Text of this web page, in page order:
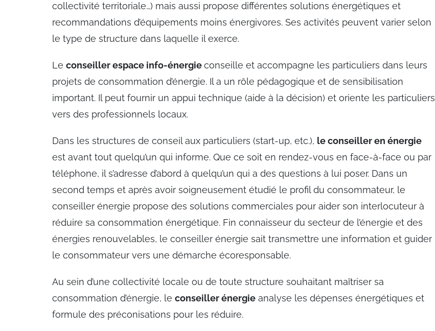
collectivité territoriale…) mais aussi propose différentes solutions énergétiques et
recommandations d’équipements moins énergivores. Ses activités peuvent varier selon
le type de structure dans laquelle il exerce.
Le conseiller espace info-énergieconseille et accompagne les particuliers dans leurs
projets de consommation d’énergie. Il a un rôle pédagogique et de sensibilisation
important. Il peut fournir un appui technique (aide à la décision) et oriente les particuliers
vers des professionnels locaux.
Dans les structures de conseil aux particuliers (start-up, etc.), le conseiller en énergie
est avant tout quelqu’un qui informe. Que ce soit en rendez-vous en face-à-face ou par
téléphone, il s’adresse d’abord à quelqu’un qui a des questions à lui poser. Dans un
second temps et après avoir soigneusement étudié le profil du consommateur, le
conseiller énergie propose des solutions commerciales pour aider son interlocuteur à
réduire sa consommation énergétique. Fin connaisseur du secteur de l’énergie et des
énergies renouvelables, le conseiller énergie sait transmettre une information et guider
le consommateur vers une démarche écoresponsable.
Au sein d’une collectivité locale ou de toute structure souhaitant maîtriser sa
consommation d’énergie, le conseiller énergie analyse les dépenses énergétiques et
formule des préconisations pour les réduire.